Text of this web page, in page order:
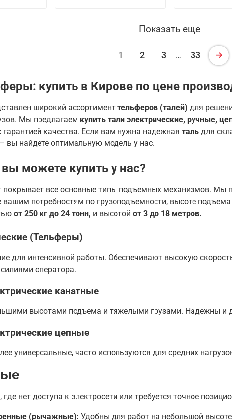
Показать еще
1 2 3 … 33
купить в Кирове по цене
широкий ассортимент тельферов (талей) для
Мы предлагаем купить тали электрические, ручные,
гарантией качества. Если вам нужна надежная таль для
вы найдете оптимальную модель у нас.
можете купить у нас?
покрывает все основные типы подъемных механизмов. Мы
вашим потребностям по грузоподъемности, высоте
от 250 кг до 24 тонн, и высотой от 3 до 18 метров.
(Тельферы)
для интенсивной работы. Обеспечивают высокую
оператора.
канатные
высотами подъема и тяжелыми грузами. Надежны и
цепные
универсальные, часто используются для средних
нет доступа к электросети или требуется точное
(рычажные): Удобны для работ на небольшой